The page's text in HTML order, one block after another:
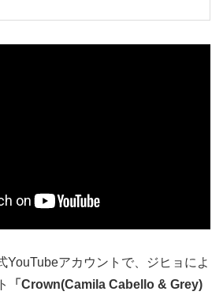
YouTubeアカウントで、ジヒョによ
「Crown(Camila Cabello & Grey)